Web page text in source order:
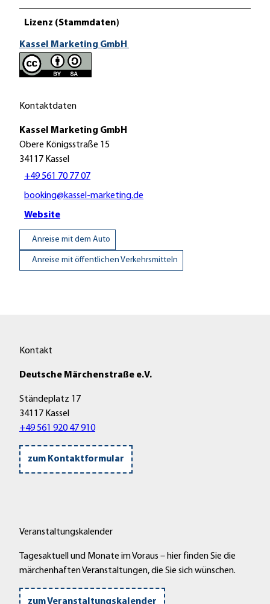
Lizenz (Stammdaten)
Kassel Marketing GmbH
Kontaktdaten
Kassel Marketing GmbH
Obere Königsstraße 15
34117 Kassel
+49 561 70 77 07
booking@kassel-marketing.de
Website
Anreise mit dem Auto
Anreise mit öffentlichen Verkehrsmitteln
Kontakt
Deutsche Märchenstraße e.V.
Ständeplatz 17
34117 Kassel
+49 561 920 47 910
zum Kontaktformular
Veranstaltungskalender
Tagesaktuell und Monate im Voraus – hier finden Sie die
märchenhaften Veranstaltungen, die Sie sich wünschen.
zum Veranstaltungskalender